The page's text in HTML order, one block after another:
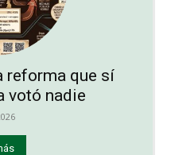
reforma que sí
votó nadie